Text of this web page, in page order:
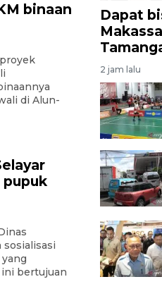
binaan
di Alun-
sosialisasi
bertujuan
Dapat
2 jam lalu